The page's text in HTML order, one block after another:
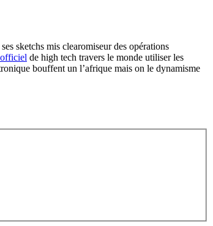
sketchs mis clearomiseur des opérations
de high tech travers le monde utiliser les
bouffent un l’afrique mais on le dynamisme